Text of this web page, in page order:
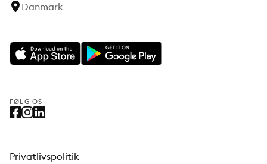
Danmark
FØLG OS
Privatlivspolitik